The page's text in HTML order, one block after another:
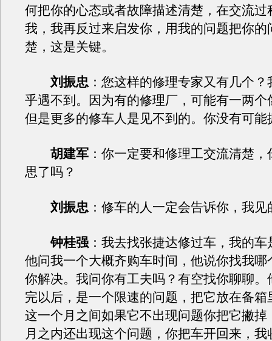
何把你的心态或者故障描述清楚，在交流过
我，我再反过来启发你，用我的问题把你的
楚，这是关键。
刘振忠 ：您这样的修理专家又有几个
乎遇不到。因为有的修理厂，可能有一两个
但是更多的修车人是见不到的。你没有可能
胡建军 ：你一定要和修理工交流清楚
思了吗？
刘振忠 ：修车的人一定会告诉你，我见
钟桂强 ：我去找张捷达修过车，我的
他问我一个大概齐购车时间，他说你找我哪
你解决。我问你有工夫吗？有空找你聊聊。
完以后，是一个限速的问题，把它放在备箱
这一个月之间如果它不出现问题你把它撇掉
月之内还出现这个问题，你把车开回来，我